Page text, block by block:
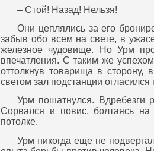
– Стой! Назад! Нельзя!
Они цеплялись за его
забыв обо всем на свете, в
железное чудовище. Но Урм
впечатления. С таким же
оттолкнув товарища в
светом зал подстанции
Урм пошатнулся. Вдребезги
Сорвался и повис, болтаясь на
потолке.
Урм никогда еще не